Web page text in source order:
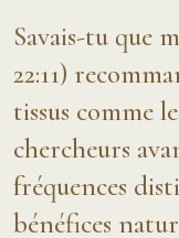
Savais-tu que
22:11)
tissus comme
chercheurs
fréquences
bénéfices